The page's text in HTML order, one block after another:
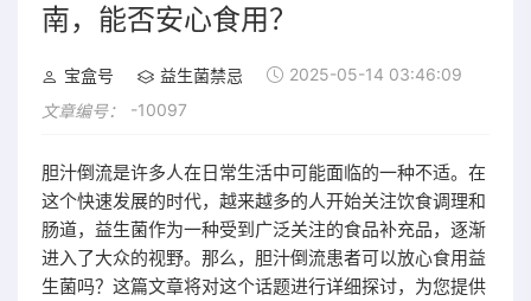
南，能否安心食用？
宝盒号 益生菌禁忌
2025-05-14 03:46:09
文章编号：
-10097
胆汁倒流是许多人在日常生活中可能面临的一种不适。在
这个快速发展的时代，越来越多的人开始关注饮食调理和
肠道，益生菌作为一种受到广泛关注的食品补充品，逐渐
进入了大众的视野。那么，胆汁倒流患者可以放心食用益
生菌吗？这篇文章将对这个话题进行详细探讨，为您提供